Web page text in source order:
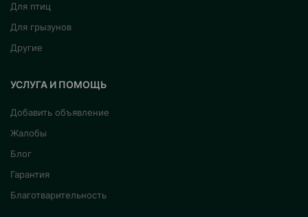
Для птиц
Для грызунов
Другие
УСЛУГА И ПОМОЩЬ
Добавить объявление
Жалобы
Блог
Гарантия
Благотварительность